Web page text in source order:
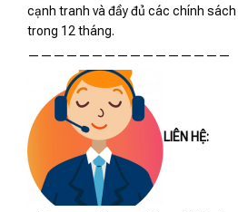
cạnh tranh và đầy đủ các chính
trong 12 tháng.
————————————————
LIÊN HỆ: